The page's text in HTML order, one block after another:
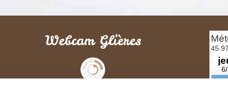
Webcam Glières